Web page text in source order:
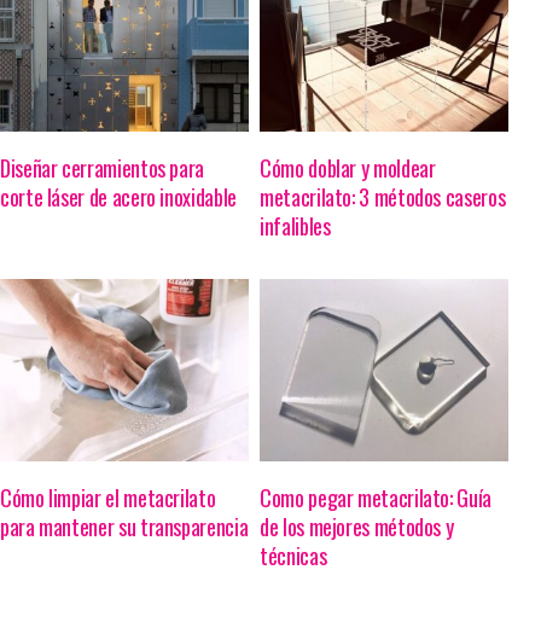
Diseñar cerramientos para
corte láser de acero inoxidable
Cómo doblar y moldear
metacrilato: 3 métodos caseros
infalibles
Cómo limpiar el metacrilato
para mantener su transparencia
Como pegar metacrilato: Guía
de los mejores métodos y
técnicas